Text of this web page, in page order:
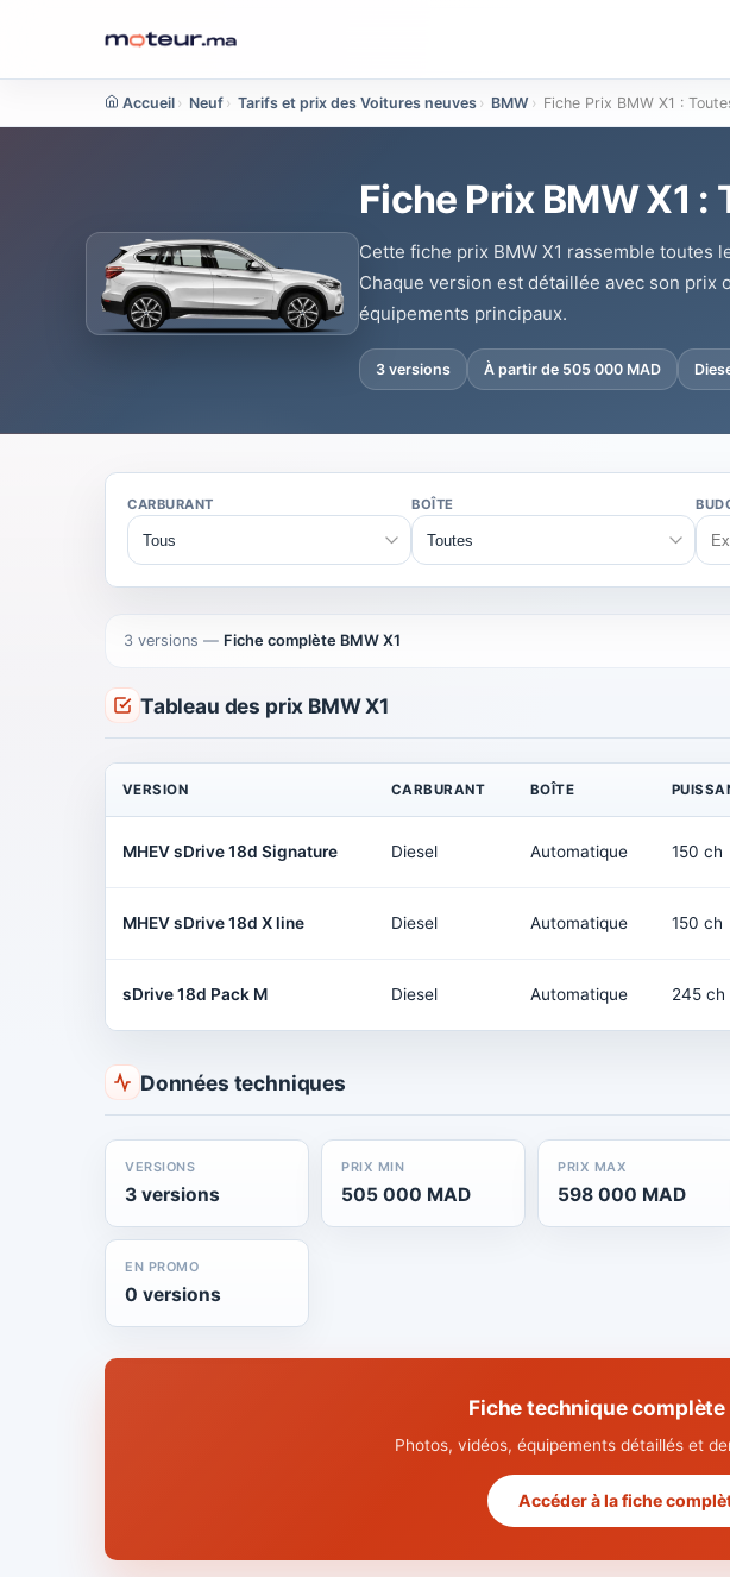
Accueil › Neuf › Tarifs et prix des Voitures neuves › BMW › Fiche Prix BMW X1 :
Fiche Prix BMW X1
Cette fiche prix BMW X1 rassemble toutes
Chaque version est détaillée avec son prix
équipements principaux.
3 versions À partir de 505 000 MAD
CARBURANT BOÎTE
3 versions — Fiche complète BMW X1
Tableau des prix BMW X1
VERSION CARBURANT BOÎTE
MHEV sDrive 18d Signature Diesel Automatique 150 ch
MHEV sDrive 18d X line Diesel Automatique 150 ch
sDrive 18d Pack M Diesel Automatique 245 ch
Données techniques
VERSIONS
3 versions
PRIX MIN
505 000 MAD
PRIX MAX
598 000 MAD
EN PROMO
0 versions
Fiche technique complète
Photos, vidéos, équipements détaillés et
Accéder à la fiche